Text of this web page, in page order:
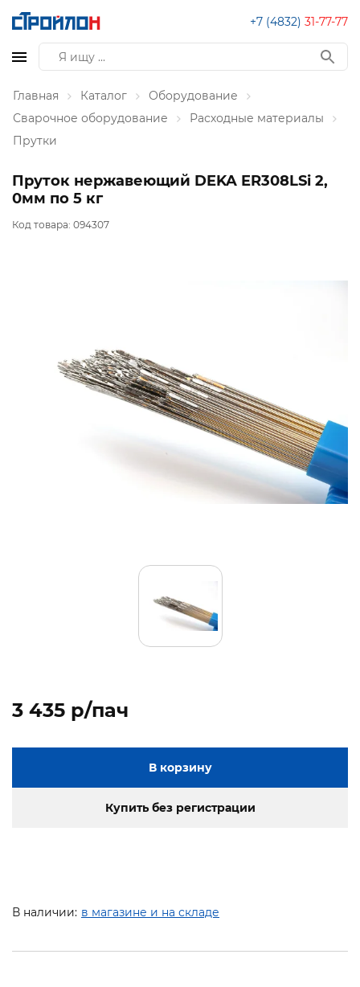
+7 (4832) 31-77-77
Главная Каталог
Оборудование
Сварочное оборудование
Расходные материалы
Прутки
Пруток нержавеющий DEKA ER308LSi 2,
0мм по 5 кг
Код товара: 094307
3 435 p/пач
В корзину
Купить без регистрации
В наличии: в магазине и на складе